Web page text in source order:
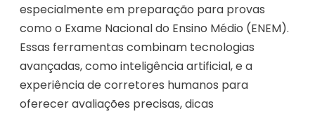
especialmente em preparação para provas
como o Exame Nacional do Ensino Médio (ENEM).
Essas ferramentas combinam tecnologias
avançadas, como inteligência artificial, e a
experiência de corretores humanos para
oferecer avaliações precisas, dicas